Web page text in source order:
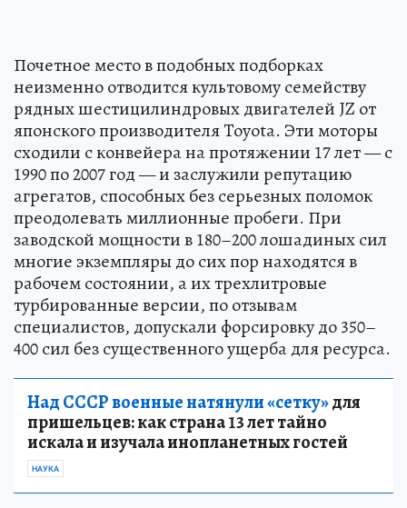
Почетное место в подобных подборках
неизменно отводится культовому семейству
рядных шестицилиндровых двигателей JZ от
японского производителя Toyota. Эти моторы
сходили с конвейера на протяжении 17 лет — с
1990 по 2007 год — и заслужили репутацию
агрегатов, способных без серьезных поломок
преодолевать миллионные пробеги. При
заводской мощности в 180–200 лошадиных сил
многие экземпляры до сих пор находятся в
рабочем состоянии, а их трехлитровые
турбированные версии, по отзывам
специалистов, допускали форсировку до 350–
400 сил без существенного ущерба для ресурса.
Над СССР военные натянули «сетку»для
пришельцев: как страна 13 лет тайно
искала и изучала инопланетных гостей
НАУКА